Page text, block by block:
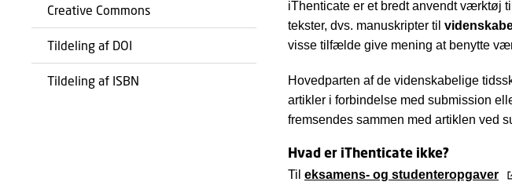
Creative Commons
Tildeling af DOI
Tildeling af ISBN
iThenticate er et bredt anvendt værktøj
tekster, dvs. manuskripter til
visse tilfælde give mening at benytte
Hovedparten af de videnskabelige
artikler i forbindelse med submission
fremsendes sammen med artiklen ved
Hvad er iThenticate ikke?
Til eksamens- og studenteropgaver